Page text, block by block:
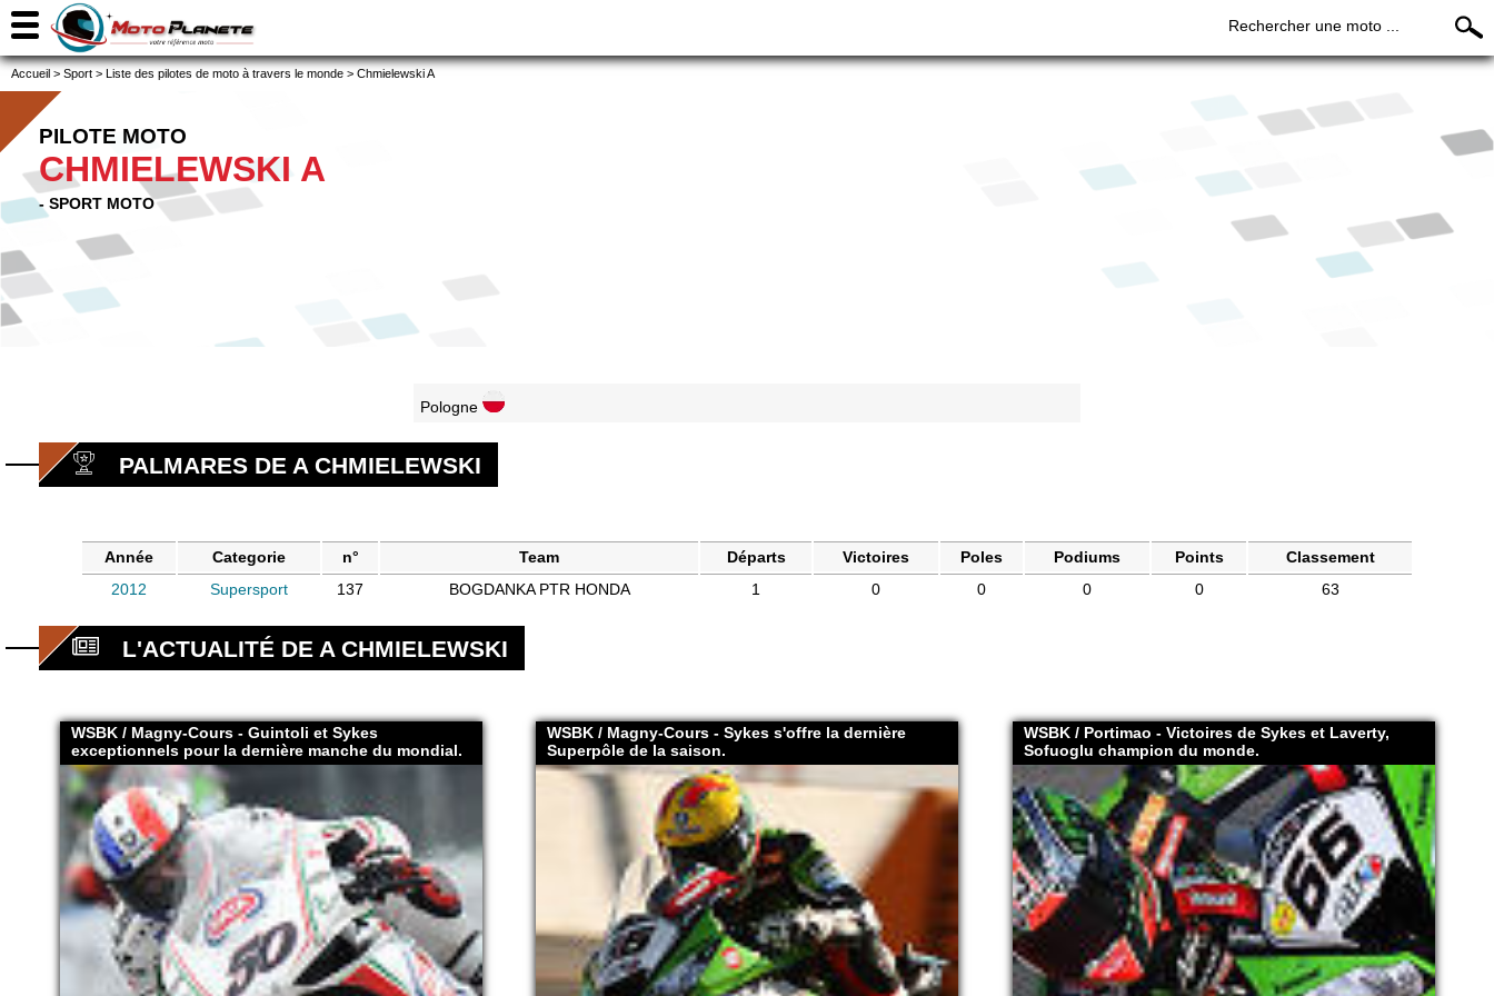
Rechercher une moto ...
Accueil > Sport > Liste des pilotes de moto à travers le monde > Chmielewski A
PILOTE MOTO
CHMIELEWSKI A
- SPORT MOTO
Pologne
PALMARES DE A CHMIELEWSKI
Année Categorie n° Team Départs Victoires Poles Podiums Points
Classement
2012
Supersport 137 BOGDANKA PTR HONDA 1 0 0 0 0 63
L'ACTUALITÉ DE A CHMIELEWSKI
WSBK / Magny-Cours - Guintoli et Sykes
exceptionnels pour la dernière manche du mondial.
WSBK / Magny-Cours - Sykes s'offre la dernière
Superpôle de la saison.
WSBK / Portimao - Victoires de Sykes et Laverty,
Sofuoglu champion du monde.